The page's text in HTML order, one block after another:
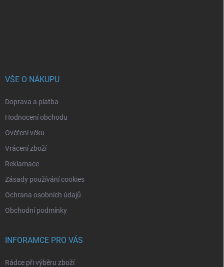
VŠE O NÁKUPU
Doprava a platba
Hodnocení obchodu
Ověření věku
Vrácení zboží
Reklamace
Zásady používání cookies
Ochrana osobních údajů
Obchodní podmínky
INFORAMCE PRO VÁS
Rádce při výběru zboží